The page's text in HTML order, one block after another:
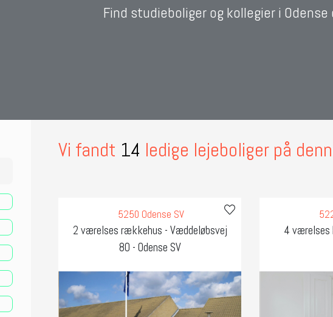
Find studieboliger og kollegier i Odense
Vi fandt 14 ledige lejeboliger på
5250 Odense SV
2 værelses rækkehus - Væddeløbsvej
80 - Odense SV
4 værelses